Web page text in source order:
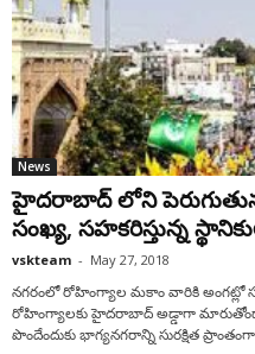
News
హైదరాబాద్ లోని
సంఖ్య, సహకరిస్తున్న
vskteam - May 27, 2018
నగరంలో రోహింగ్యాల మకాం వారికి అంగట్లో
రోహింగ్యాలకు హైదరాబాద్‌ అడ్డాగా
పొందేందుకు భాగ్యనగరాన్ని సురక్షిత